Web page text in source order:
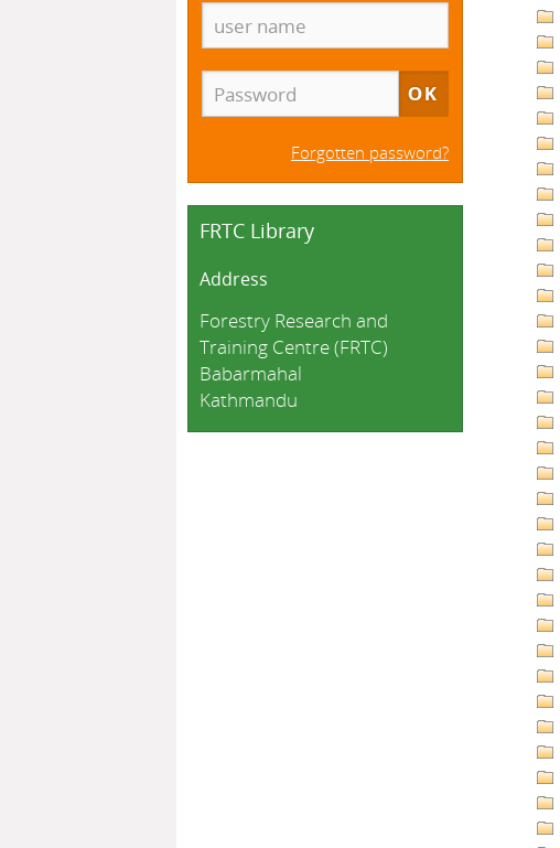
Forgotten password?
FRTC Library
Address
Forestry Research and
Training Centre (FRTC)
Babarmahal
Kathmandu